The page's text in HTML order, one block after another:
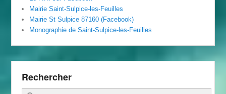
Mairie Saint-Sulpice-les-Feuilles
Mairie St Sulpice 87160 (Facebook)
Monographie de Saint-Sulpice-les-Feuilles
Rechercher